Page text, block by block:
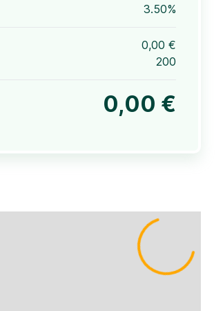
3.50%
0,00 €
200
0,00 €